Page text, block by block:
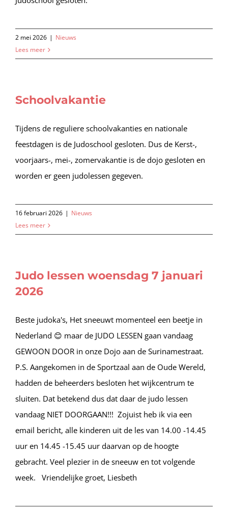
2 mei 2026 | Nieuws
Lees meer
Schoolvakantie
Tijdens de reguliere schoolvakanties en nationale
feestdagen is de Judoschool gesloten. Dus de Kerst-,
voorjaars-, mei-, zomervakantie is de dojo gesloten en
worden er geen judolessen gegeven.
16 februari 2026 | Nieuws
Lees meer
Judo lessen woensdag 7 januari
2026
Beste judoka's, Het sneeuwt momenteel een beetje in
Nederland 😊 maar de JUDO LESSEN gaan vandaag
GEWOON DOOR in onze Dojo aan de Surinamestraat.
P.S. Aangekomen in de Sportzaal aan de Oude Wereld,
hadden de beheerders besloten het wijkcentrum te
sluiten. Dat betekend dus dat daar de judo lessen
vandaag NIET DOORGAAN!!! Zojuist heb ik via een
email bericht, alle kinderen uit de les van 14.00 -14.45
uur en 14.45 -15.45 uur daarvan op de hoogte
gebracht. Veel plezier in de sneeuw en tot volgende
week. Vriendelijke groet, Liesbeth